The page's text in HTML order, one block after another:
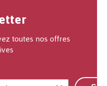
toutes nos offres